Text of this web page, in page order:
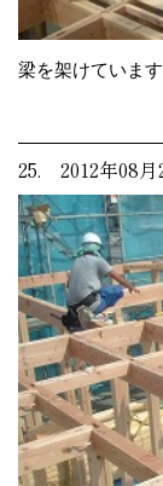
梁を架けています
25. 2012年08月